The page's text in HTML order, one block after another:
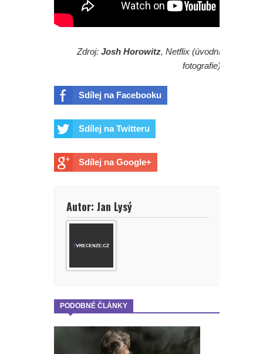
Zdroj: Josh Horowitz, Netflix (úvodní
fotografie)
Sdílej na Facebooku
Sdílej na Twitteru
Sdílej na Google+
Autor: Jan Lysý
PODOBNÉ ČLÁNKY